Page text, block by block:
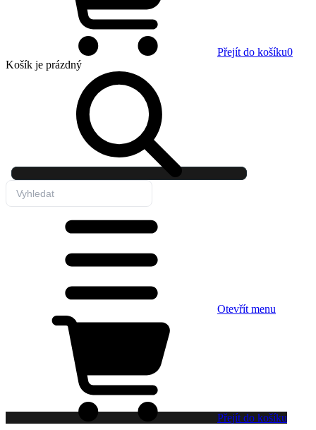
Přejít do košíku0
Košík je prázdný
Otevřít menu
Přejít do košíku